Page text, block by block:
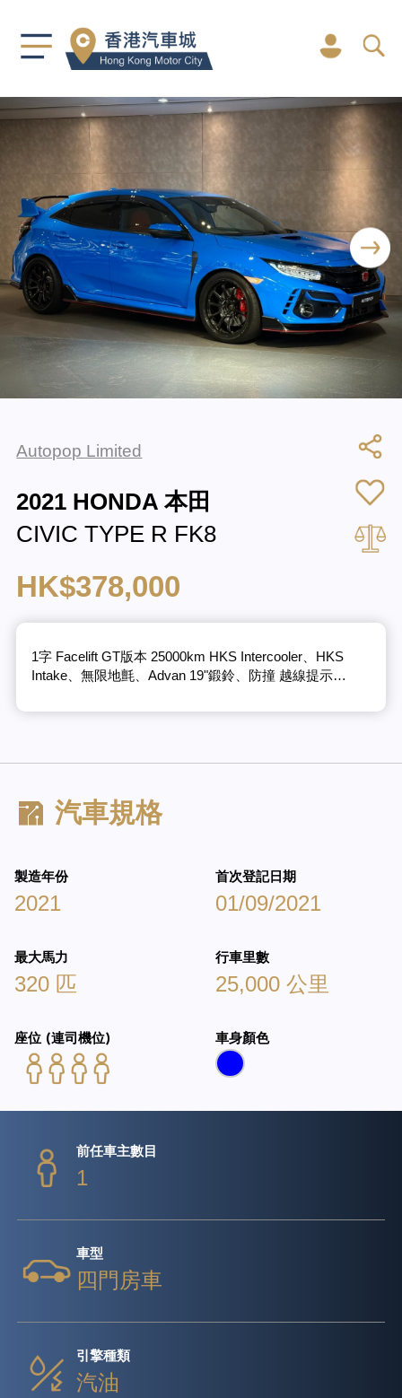
Autopop Limited
2021 HONDA 本田
CIVIC TYPE R FK8
HK$378,000
1字 Facelift GT版本 25000km HKS Intercooler、HKS
Intake、無限地氈、Advan 19"鍛鈴、防撞 越線提示…
汽車規格
製造年份
2021
首次登記日期
01/09/2021
最大馬力
320 匹
行車里數
25,000 公里
座位 (連司機位) 車身顏色
前任車主數目
1
車型
四門房車
引擎種類
汽油